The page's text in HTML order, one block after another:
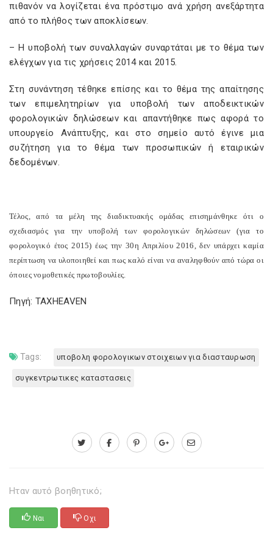
πιθανόν να λογίζεται ένα πρόστιμο ανά χρήση ανεξάρτητα
από το πλήθος των αποκλίσεων.
– Η υποβολή των συναλλαγών συναρτάται με το θέμα των
ελέγχων για τις χρήσεις 2014 και 2015.
Στη συνάντηση τέθηκε επίσης και το θέμα της απαίτησης
των επιμελητηρίων για υποβολή των αποδεικτικών
φορολογικών δηλώσεων και απαντήθηκε πως αφορά το
υπουργείο Ανάπτυξης, και στο σημείο αυτό έγινε μια
συζήτηση για το θέμα των προσωπικών ή εταιρικών
δεδομένων.
Τέλος, από τα μέλη της διαδικτυακής ομάδας επισημάνθηκε ότι ο
σχεδιασμός για την υποβολή των φορολογικών δηλώσεων (για το
φορολογικό έτος 2015) έως την 30η Απριλίου 2016, δεν υπάρχει καμία
περίπτωση να υλοποιηθεί και πως καλό είναι να αναληφθούν από τώρα οι
όποιες νομοθετικές πρωτοβουλίες.
Πηγή: TAXHEAVEN
Tags: υποβολη φορολογικων στοιχειων για διασταυρωση
συγκεντρωτικες καταστασεις
Ηταν αυτό βοηθητικό;
Ναι Οχι